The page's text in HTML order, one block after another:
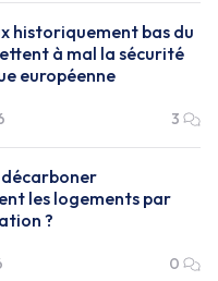
historiquement bas du
à mal la sécurité
européenne
3
les logements par
?
0